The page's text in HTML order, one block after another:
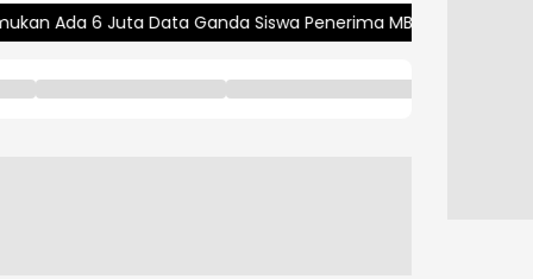
Siswa Penerima MBG Wajar atau Bahaya? , Kenali 5